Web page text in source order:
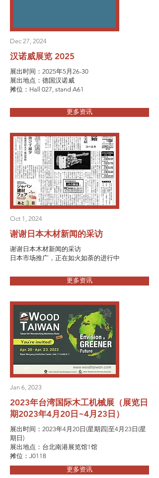
Dec 27, 2024
汉诺威展览 2025
展出时间：2025年5月26-30
展出地点：德国汉诺威
摊位：Hall 027, stand A61
更多资讯
Oct 1, 2024
谢谢日本木材新闻的采访
谢谢日本木材新闻的采访
日本市场推广，正在如火如荼的进行中
更多资讯
Jan 6, 2023
2023年台湾国际木工机械展（展览日
期2023年4月20日~4月23日）
展出时间：2023年4月20日(星期四)至4月23日(星
期日)
展出地点：台北南港展览馆1馆
摊位：J0118
更多资讯